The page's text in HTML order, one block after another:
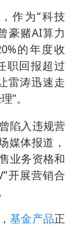
作为“科技
豪赌AI算力
的年度收
职回报超过
雷涛迅速走
”。
陷入违规营
媒体报道，
业务资格和
开展营销合
基金产品正